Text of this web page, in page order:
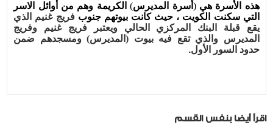
هذه الأسرة هي( أسرة المديرس) الكريمة وهم من أوائل الاسر
التي سكنت الكويت ، حيث كانت بيوتهم جنوبفريج غنيم الذي
يقع قبلة البنك المركزي الحالي ويعتبر فريج غنيم وفريج
المديرس والذي تقع فيه بيوت (المديرس)ومسجدهم ضمن
حدود السور الأول.
اقرأ أيضا بنفس القسم